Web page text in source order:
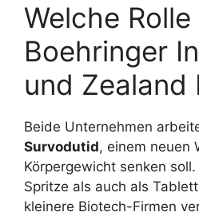
Welche
Boehringer
und Zealand
Beide Unternehmen
Survodutid, einem neuen
Körpergewicht senken
Spritze als auch als
kleinere Biotech-Firmen